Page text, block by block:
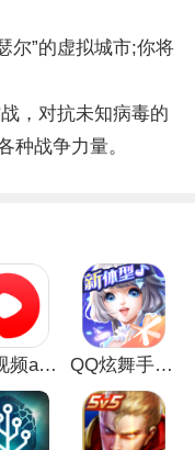
”的虚拟城市;你将
，对抗未知病毒的
种战争力量。
西瓜视频app安卓版 QQ炫舞手游破解版